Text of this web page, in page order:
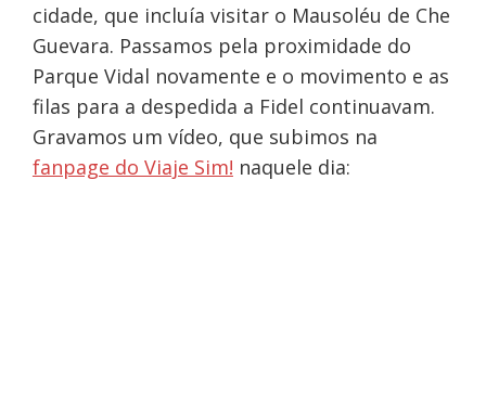
cidade, que incluía visitar o Mausoléu de Che
Guevara. Passamos pela proximidade do
Parque Vidal novamente e o movimento e as
filas para a despedida a Fidel continuavam.
Gravamos um vídeo, que subimos na
fanpage do Viaje Sim! naquele dia: